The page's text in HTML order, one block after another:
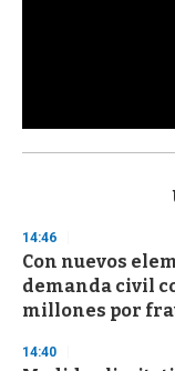
s
d
s
o
f
3
s
14:46
Con nuevos
demanda civil
millones por
14:40